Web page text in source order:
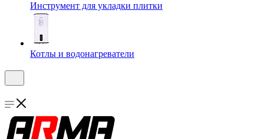
Инструмент для укладки плитки
Котлы и водонагреватели